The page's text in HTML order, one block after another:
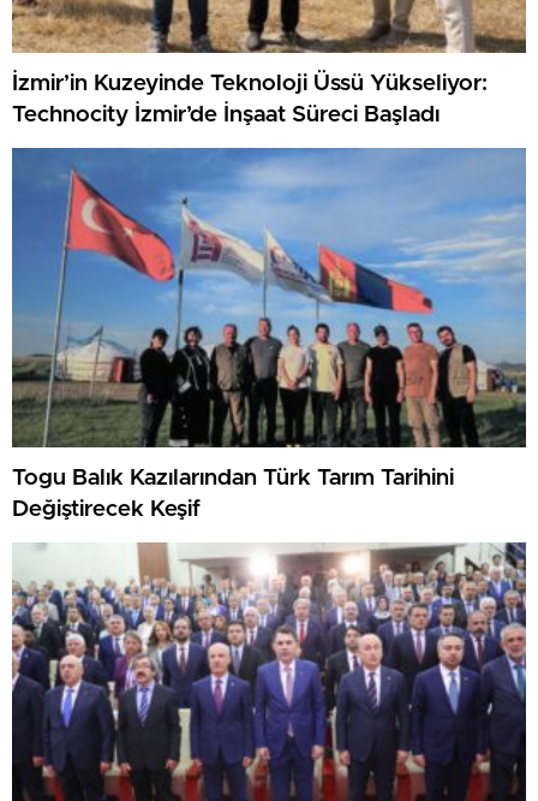
İzmir’in Kuzeyinde Teknoloji Üssü Yükseliyor:
Technocity İzmir’de İnşaat Süreci Başladı
Togu Balık Kazılarından Türk Tarım Tarihini
Değiştirecek Keşif